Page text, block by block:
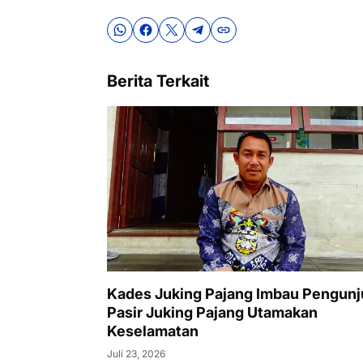
Berita Terkait
Kades Juking Pajang Imbau
Pasir Juking Pajang Utamakan
Keselamatan
Juli 23, 2026